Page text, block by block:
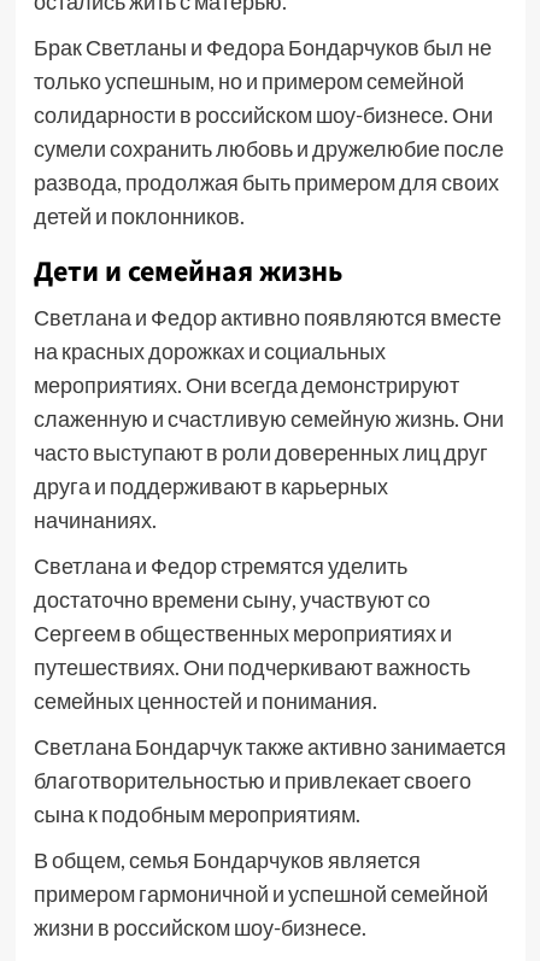
Брак Светланы и Федора Бондарчуков был не
только успешным, но и примером семейной
солидарности в российском шоу-бизнесе. Они
сумели сохранить любовь и дружелюбие после
развода, продолжая быть примером для своих
детей и поклонников.
Дети и семейная жизнь
Светлана и Федор активно появляются вместе
на красных дорожках и социальных
мероприятиях. Они всегда демонстрируют
слаженную и счастливую семейную жизнь. Они
часто выступают в роли доверенных лиц друг
друга и поддерживают в карьерных
начинаниях.
Светлана и Федор стремятся уделить
достаточно времени сыну, участвуют со
Сергеем в общественных мероприятиях и
путешествиях. Они подчеркивают важность
семейных ценностей и понимания.
Светлана Бондарчук также активно занимается
благотворительностью и привлекает своего
сына к подобным мероприятиям.
В общем, семья Бондарчуков является
примером гармоничной и успешной семейной
жизни в российском шоу-бизнесе.